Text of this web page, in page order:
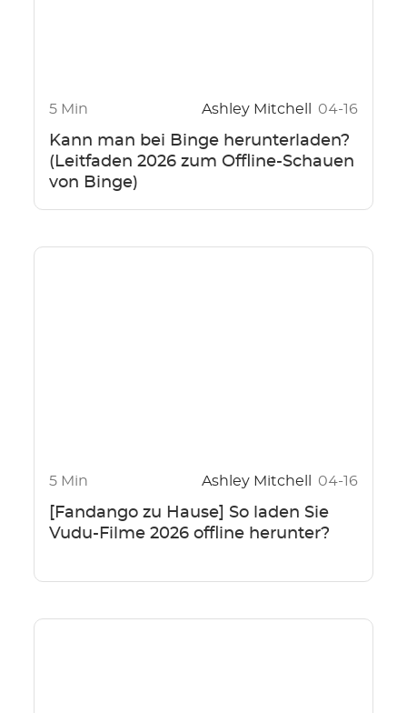
5 Min Ashley Mitchell 04-16
Kann man bei Binge herunterladen?
(Leitfaden 2026 zum Offline-Schauen
von Binge)
5 Min Ashley Mitchell 04-16
[Fandango zu Hause] So laden Sie
Vudu-Filme 2026 offline herunter?